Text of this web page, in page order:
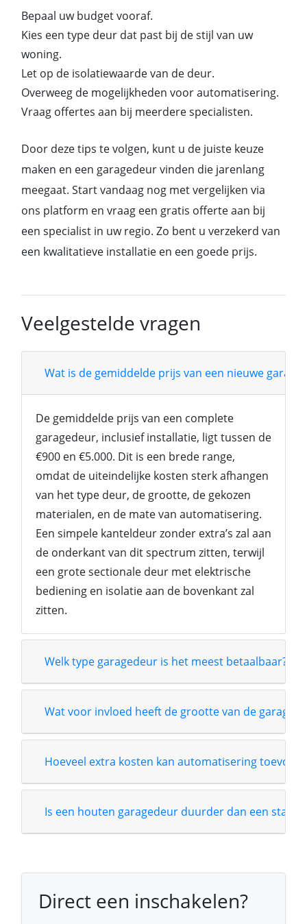
Bepaal uw budget vooraf.
Kies een type deur dat past bij de stijl van uw
woning.
Let op de isolatiewaarde van de deur.
Overweeg de mogelijkheden voor automatisering.
Vraag offertes aan bij meerdere specialisten.
Door deze tips te volgen, kunt u de juiste keuze
maken en een garagedeur vinden die jarenlang
meegaat. Start vandaag nog met vergelijken via
ons platform en vraag een gratis offerte aan bij
een specialist in uw regio. Zo bent u verzekerd van
een kwalitatieve installatie en een goede prijs.
Veelgestelde vragen
Wat is de gemiddelde prijs van een nieuwe
De gemiddelde prijs van een complete
garagedeur, inclusief installatie, ligt tussen de
€900 en €5.000. Dit is een brede range,
omdat de uiteindelijke kosten sterk afhangen
van het type deur, de grootte, de gekozen
materialen, en de mate van automatisering.
Een simpele kanteldeur zonder extra’s zal aan
de onderkant van dit spectrum zitten, terwijl
een grote sectionale deur met elektrische
bediening en isolatie aan de bovenkant zal
zitten.
Welk type garagedeur is het meest betaalbaar?
Wat voor invloed heeft de grootte van de
Hoeveel extra kosten kan automatisering
Is een houten garagedeur duurder dan een stalen
Direct een inschakelen?